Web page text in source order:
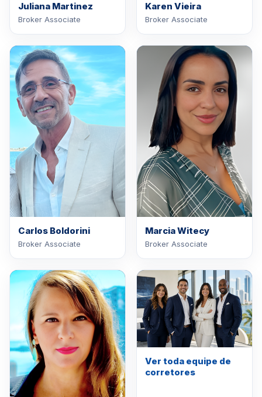
Juliana Martinez
Broker Associate
Karen Vieira
Broker Associate
Carlos Boldorini
Broker Associate
Marcia Witecy
Broker Associate
Ver toda equipe de
corretores